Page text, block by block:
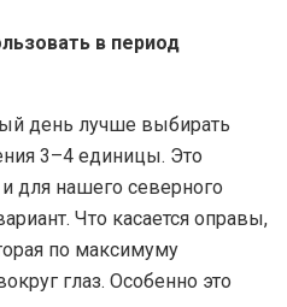
в период
день лучше выбирать
3–4 единицы. Это
для нашего северного
Что касается оправы,
по максимуму
глаз. Особенно это